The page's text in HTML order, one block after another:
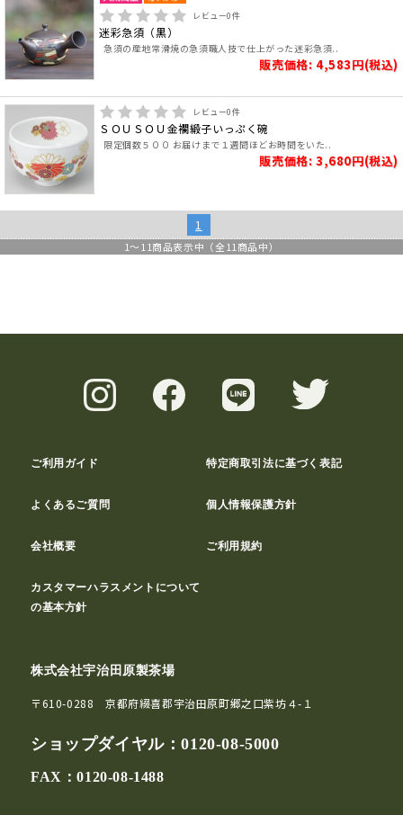
レビュー0件
迷彩急須（黒）
急須の産地常滑焼の急須職人技で仕上がった迷彩急須..
販売価格: 4,583円(税込)
レビュー0件
ＳＯＵＳＯＵ金襴緞子いっぷく碗
限定個数５００ お届けまで１週間ほどお時間をいた..
販売価格: 3,680円(税込)
1
1～ 11商品表示中（全 11商品中）
ご利用ガイド 特定商取引法に基づく表記
よくあるご質問 個人情報保護方針
会社概要 ご利用規約
カスタマーハラスメントについて
の基本方針
株式会社宇治田原製茶場
〒610-0288 京都府綴喜郡宇治田原町郷之口紫坊４-１
ショップダイヤル：0120-08-5000
FAX：0120-08-1488